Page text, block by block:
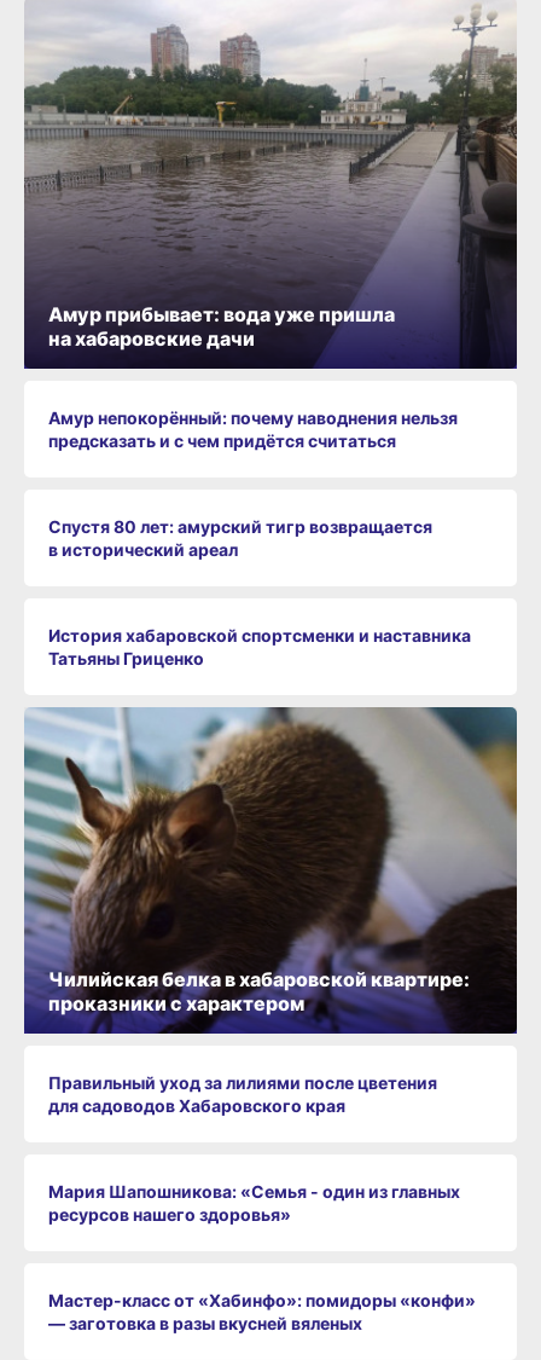
Амур прибывает: вода уже пришла
на хабаровские дачи
Амур непокорённый: почему наводнения нельзя
предсказать и с чем придётся считаться
Спустя 80 лет: амурский тигр возвращается
в исторический ареал
История хабаровской спортсменки и наставника
Татьяны Гриценко
Правильный уход за лилиями после цветения
для садоводов Хабаровского края
Мария Шапошникова: «Семья - один из главных
ресурсов нашего здоровья»
Мастер-класс от «Хабинфо»: помидоры «конфи»
— заготовка в разы вкусней вяленых
Чилийская белка в хабаровской квартире:
проказники с характером